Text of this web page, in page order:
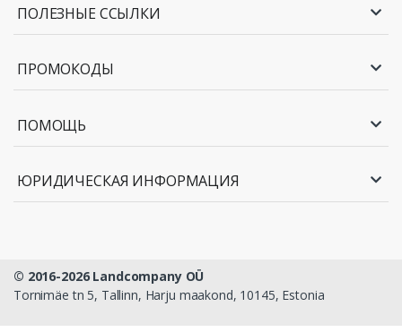
ПОЛЕЗНЫЕ ССЫЛКИ
ПРОМОКОДЫ
ПОМОЩЬ
ЮРИДИЧЕСКАЯ ИНФОРМАЦИЯ
© 2016-2026 Landcompany OÜ
Tornimäe tn 5, Tallinn, Harju maakond, 10145, Estonia